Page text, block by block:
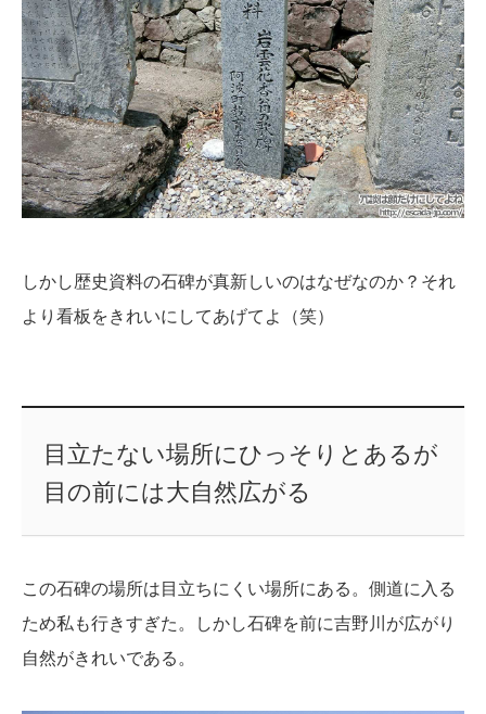
しかし歴史資料の石碑が真新しいのはなぜなのか？それ
より看板をきれいにしてあげてよ（笑）
目立たない場所にひっそりとあるが
目の前には大自然広がる
この石碑の場所は目立ちにくい場所にある。側道に入る
ため私も行きすぎた。しかし石碑を前に吉野川が広がり
自然がきれいである。